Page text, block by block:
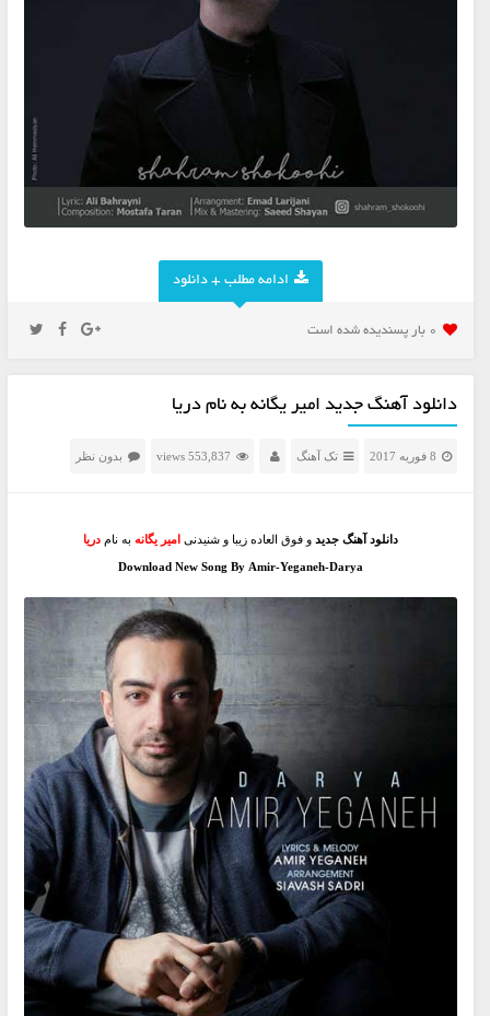
ادامه مطلب + دانلود
0 بار پسنديده شده است
دانلود آهنگ جدید امیر یگانه به نام دریا
8 فوریه 2017 تک آهنگ 553,837 views بدون نظر
دانلود آهنگ جدیدو فوق العاده زیبا و شنیدنی امیر یگانهبه نام دریا
Download New Song By Amir-Yeganeh-Darya